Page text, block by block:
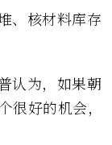
、核材料库存
认为，如果朝
好的机会，